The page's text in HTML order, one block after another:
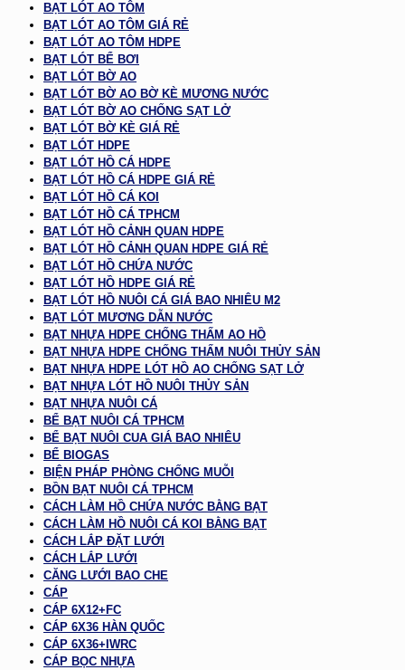
BẠT LÓT AO TÔM
BẠT LÓT AO TÔM GIÁ RẺ
BẠT LÓT AO TÔM HDPE
BẠT LÓT BỂ BƠI
BẠT LÓT BỜ AO
BẠT LÓT BỜ AO BỜ KÈ MƯƠNG NƯỚC
BẠT LÓT BỜ AO CHỐNG SẠT LỞ
BẠT LÓT BỜ KÈ GIÁ RẺ
BẠT LÓT HDPE
BẠT LÓT HỒ CÁ HDPE
BẠT LÓT HỒ CÁ HDPE GIÁ RẺ
BẠT LÓT HỒ CÁ KOI
BẠT LÓT HỒ CÁ TPHCM
BẠT LÓT HỒ CẢNH QUAN HDPE
BẠT LÓT HỒ CẢNH QUAN HDPE GIÁ RẺ
BẠT LÓT HỒ CHỨA NƯỚC
BẠT LÓT HỒ HDPE GIÁ RẺ
BẠT LÓT HỒ NUÔI CÁ GIÁ BAO NHIÊU M2
BẠT LÓT MƯƠNG DẪN NƯỚC
BẠT NHỰA HDPE CHỐNG THẤM AO HỒ
BẠT NHỰA HDPE CHỐNG THẤM NUÔI THỦY SẢN
BẠT NHỰA HDPE LÓT HỒ AO CHỐNG SẠT LỞ
BẠT NHỰA LÓT HỒ NUÔI THỦY SẢN
BẠT NHỰA NUÔI CÁ
BỂ BẠT NUÔI CÁ TPHCM
BỂ BẠT NUÔI CUA GIÁ BAO NHIÊU
BỂ BIOGAS
BIỆN PHÁP PHÒNG CHỐNG MUỖI
BỒN BẠT NUÔI CÁ TPHCM
CÁCH LÀM HỒ CHỨA NƯỚC BẰNG BẠT
CÁCH LÀM HỒ NUÔI CÁ KOI BẰNG BẠT
CÁCH LẮP ĐẶT LƯỚI
CÁCH LẮP LƯỚI
CĂNG LƯỚI BAO CHE
CÁP
CÁP 6X12+FC
CÁP 6X36 HÀN QUỐC
CÁP 6X36+IWRC
CÁP BỌC NHỰA